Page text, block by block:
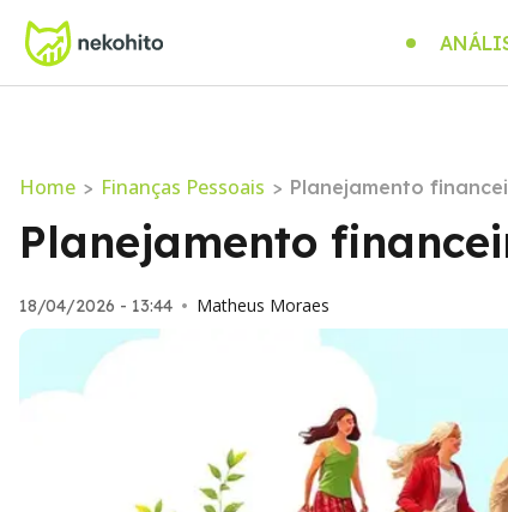
Home > Finanças Pessoais > Planejamento
Planejamento
18/04/2026 - 13:44 • Matheus Moraes